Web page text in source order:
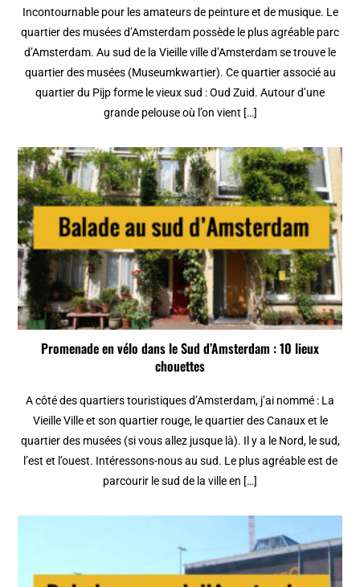
Incontournable pour les amateurs de peinture et de musique. Le
quartier des musées d’Amsterdam possède le plus agréable parc
d’Amsterdam. Au sud de la Vieille ville d’Amsterdam se trouve le
quartier des musées (Museumkwartier). Ce quartier associé au
quartier du Pijp forme le vieux sud : Oud Zuid. Autour d’une
grande pelouse où l’on vient […]
Promenade en vélo dans le Sud d’Amsterdam : 10 lieux
chouettes
A côté des quartiers touristiques d’Amsterdam, j’ai nommé : La
Vieille Ville et son quartier rouge, le quartier des Canaux et le
quartier des musées (si vous allez jusque là). Il y a le Nord, le sud,
l’est et l’ouest. Intéressons-nous au sud. Le plus agréable est de
parcourir le sud de la ville en […]